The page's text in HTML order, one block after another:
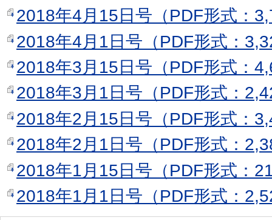
2018年4月15日号（PDF形式：
2018年4月1日号（PDF形式：
2018年3月15日号（PDF形式：
2018年3月1日号（PDF形式：
2018年2月15日号（PDF形式：
2018年2月1日号（PDF形式：
2018年1月15日号（PDF形式：
2018年1月1日号（PDF形式：